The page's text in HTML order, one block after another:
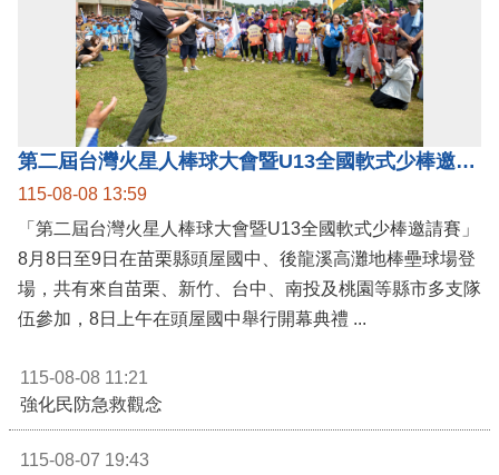
第二屆台灣火星人棒球大會暨U13全國軟式少棒邀請賽在苗栗舉辦
115-08-08 13:59
「第二屆台灣火星人棒球大會暨U13全國軟式少棒邀請賽」
8月8日至9日在苗栗縣頭屋國中、後龍溪高灘地棒壘球場登
場，共有來自苗栗、新竹、台中、南投及桃園等縣市多支隊
伍參加，8日上午在頭屋國中舉行開幕典禮 ...
115-08-08 11:21
強化民防急救觀念
115-08-07 19:43